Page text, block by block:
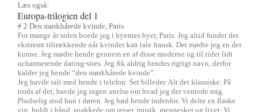
Læs også:
Europa-trilogien del 1
# 2 Den mørkhårede kvinde, Paris
For mange år siden boede jeg i byernes byer, Paris. Jeg altid fundet det
ekstremt tiltrækkende når kvinder kan tale fransk. Det mødte jeg en der
kunne. Jeg mødte hende gennem en af disse moderne og til tider lidt
ucharmerende dating-sites. Jeg fik aldrig hendes rigtigt navn, derfor
kalder jeg hende “den mørkhårede kvinde”.
Jeg havde talt med hende i telefon. Set billeder. Alt det klassiske. På
trods af det, havde jeg ingen anelse om hvad jeg der ventede mig.
Pludselig stod hun i døren. Jeg bød hende indenfor. Vi delte en flaske
vin, holdt i hånd, snakkede om rejser, musik, mennesker og livet. Vi